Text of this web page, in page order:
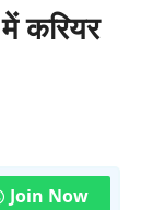
करियर
Join Now